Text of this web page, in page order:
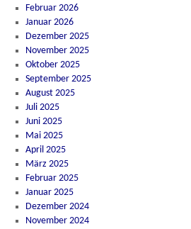
Februar 2026
Januar 2026
Dezember 2025
November 2025
Oktober 2025
September 2025
August 2025
Juli 2025
Juni 2025
Mai 2025
April 2025
März 2025
Februar 2025
Januar 2025
Dezember 2024
November 2024